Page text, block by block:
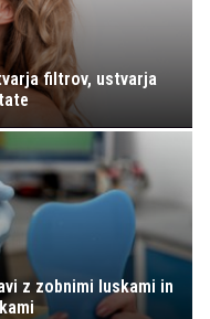
filtrov, ustvarja
z zobnimi luskami in